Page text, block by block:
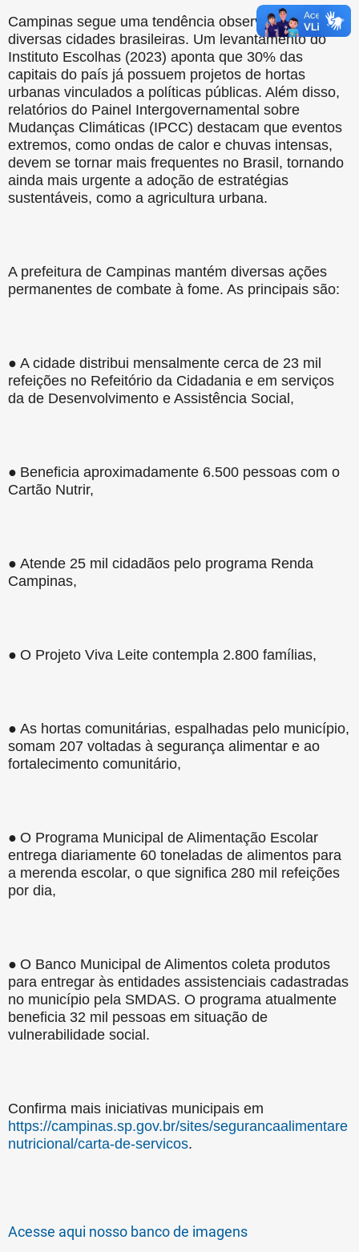
Campinas segue uma tendência observada em
diversas cidades brasileiras. Um levantamento do
Instituto Escolhas (2023) aponta que 30% das
capitais do país já possuem projetos de hortas
urbanas vinculados a políticas públicas. Além disso,
relatórios do Painel Intergovernamental sobre
Mudanças Climáticas (IPCC) destacam que eventos
extremos, como ondas de calor e chuvas intensas,
devem se tornar mais frequentes no Brasil, tornando
ainda mais urgente a adoção de estratégias
sustentáveis, como a agricultura urbana.
A prefeitura de Campinas mantém diversas ações
permanentes de combate à fome. As principais são:
● A cidade distribui mensalmente cerca de 23 mil
refeições no Refeitório da Cidadania e em serviços
da de Desenvolvimento e Assistência Social,
● Beneficia aproximadamente 6.500 pessoas com o
Cartão Nutrir,
● Atende 25 mil cidadãos pelo programa Renda
Campinas,
● O Projeto Viva Leite contempla 2.800 famílias,
● As hortas comunitárias, espalhadas pelo município,
somam 207 voltadas à segurança alimentar e ao
fortalecimento comunitário,
● O Programa Municipal de Alimentação Escolar
entrega diariamente 60 toneladas de alimentos para
a merenda escolar, o que significa 280 mil refeições
por dia,
● O Banco Municipal de Alimentos coleta produtos
para entregar às entidades assistenciais cadastradas
no município pela SMDAS. O programa atualmente
beneficia 32 mil pessoas em situação de
vulnerabilidade social.
Confirma mais iniciativas municipais em
https://campinas.sp.gov.br/sites/segurancaalimentare
nutricional/carta-de-servicos.
Acesse aqui nosso banco de imagens